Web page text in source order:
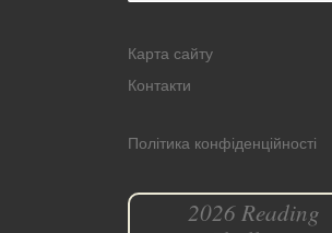
Карта сайту
Контакти
Політика конфіденційності
2026 Reading